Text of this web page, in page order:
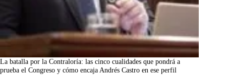
La batalla por la Contraloría: las cinco cualidades que pondrá a
prueba el Congreso y cómo encaja Andrés Castro en ese perfil